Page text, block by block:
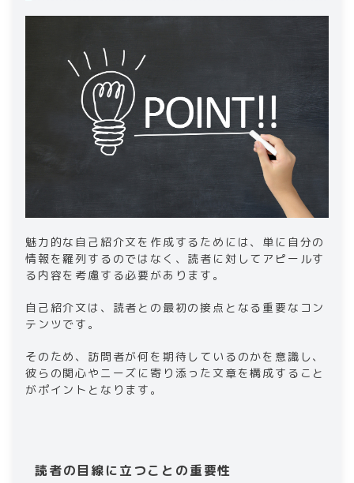
​​魅力的な自己紹介文を作成するためには、単に自分の
情報を羅列するのではなく、読者に対してアピールす
る内容を考慮する必要があります。
自己紹介文は、読者との最初の接点となる重要なコン
テンツです。
そのため、訪問者が何を期待しているのかを意識し、
彼らの関心やニーズに寄り添った文章を構成すること
がポイントとなります。​
読者の目線に立つことの重要性​